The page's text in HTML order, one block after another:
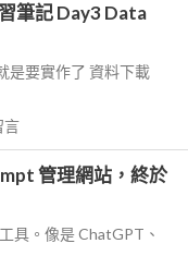
筆記 Day3 Data
是要實作了 資料下載
言
管理網站，終於
具。像是 ChatGPT、